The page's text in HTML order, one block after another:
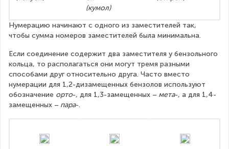
(кумол)
Нумерацию начинают с одного из заместителей так,
чтобы сумма номеров заместителей была минимальна.
Если соединение содержит два заместителя у бензольного
кольца, то располагаться они могут тремя разными
способами друг относительно друга. Часто вместо
нумерации для 1,2-дизамещенных бензолов используют
обозначение орто-, для 1,3-замещенных – мета-, а для 1,4-
замещенных – пара-.